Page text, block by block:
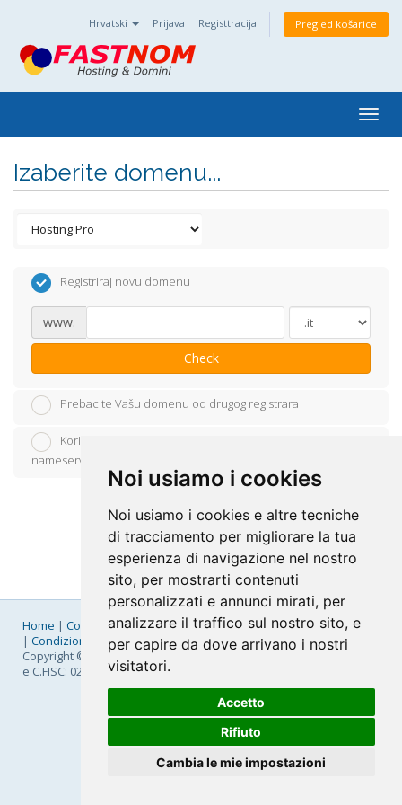
Noi usiamo i cookies
Noi usiamo i cookies e altre tecniche
di tracciamento per migliorare la tua
esperienza di navigazione nel nostro
sito, per mostrarti contenuti
personalizzati e annunci mirati, per
analizzare il traffico sul nostro sito, e
per capire da dove arrivano i nostri
visitatori.
Accetto
Rifiuto
Cambia le mie impostazioni
Hrvatski Prijava Registtracija Pregled košarice
Izaberite domenu...
Registriraj novu domenu
www.
Check
Prebacite Vašu domenu od drugog registrara
Koristit ću svoju postojeću domenu i uredit ću podatke o
nameserverima
Home | Company|Listino Prezzi|Pagamenti |SLA|Privacy
| Condizioni Generali|Fatturazione Elettronica|Mappa
Copyright © 2026 FastNom Planetel S.p.A. - Divisione .Cloud - P.IVA
e C.FISC: 02831630161